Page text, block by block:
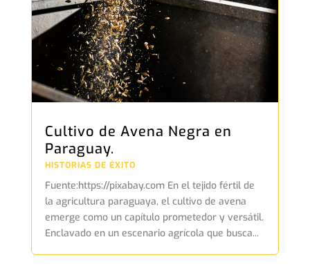
Cultivo de Avena Negra en
Paraguay.
HISTORIAS DE ÉXITO
Fuente:https://pixabay.com En el tejido fértil de
la agricultura paraguaya, el cultivo de avena
emerge como un capítulo prometedor y versátil.
Enclavado en un escenario agrícola que busca...